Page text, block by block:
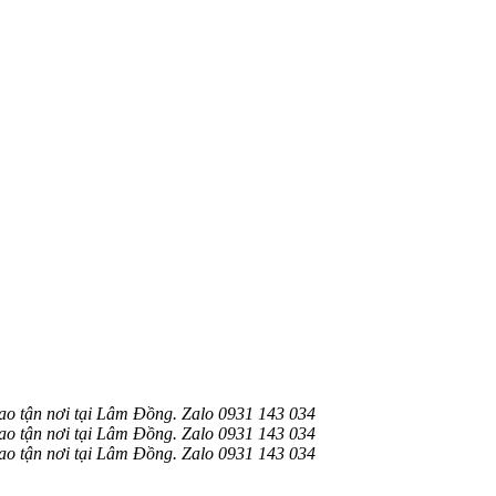
tận nơi tại Lâm Đồng. Zalo 0931 143 034
tận nơi tại Lâm Đồng. Zalo 0931 143 034
tận nơi tại Lâm Đồng. Zalo 0931 143 034